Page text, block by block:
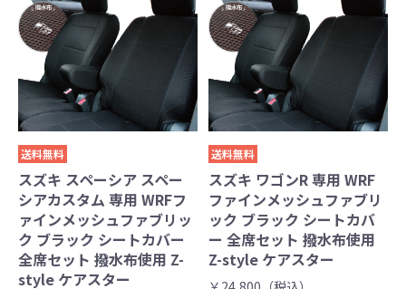
送料無料
スズキ スペーシア スペー
シアカスタム 専用 WRFフ
ァインメッシュファブリッ
ク ブラック シートカバー
全席セット 撥水布使用 Z-
style ケアスター
送料無料
スズキ ワゴンR 専用 WRF
ファインメッシュファブリ
ック ブラック シートカバ
ー 全席セット 撥水布使用
Z-style ケアスター